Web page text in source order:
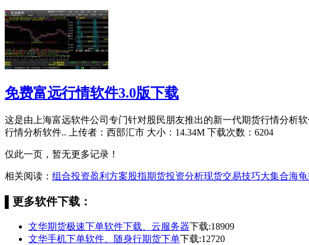
免费富远行情软件3.0版下载
这是由上海富远软件公司专门针对股民朋友推出的新一代期货行情分析
行情分析软件..
上传者：西部汇市 大小：14.34M 下载次数：6204
仅此一页，暂无更多记录！
相关阅读： 组合投资盈利方案股指期货投资分析现货交易技巧大集合海
更多软件下载：
文华期货极速下单软件下载、云服务器下载:18909
文华手机下单软件、随身行期货下单下载:12720